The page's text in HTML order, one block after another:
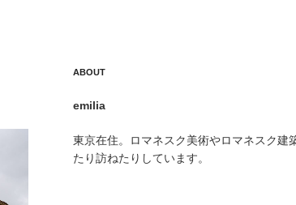
ABOUT
emilia
東京在住。ロマネスク美術やロマネスク建
たり訪ねたりしています。